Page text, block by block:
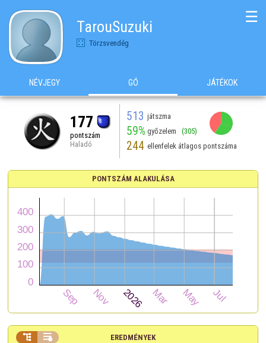
TarouSuzuki
Törzsvendég
☰
NÉVJEGY GÓ JÁTÉKOK
177
pontszám
Haladó
513 játszma
59% győzelem (305)
244 ellenfelek átlagos pontszáma
PONTSZÁM ALAKULÁSA
EREDMÉNYEK
 